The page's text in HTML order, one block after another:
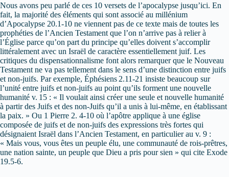
Nous avons peu parlé de ces 10 versets de l’apocalypse jusqu’ici. En
fait, la majorité des éléments qui sont associé au millénium
d’Apocalypse 20.1-10 ne viennent pas de ce texte mais de toutes les
prophéties de l’Ancien Testament que l’on n’arrive pas à relier à
l’Église parce qu’on part du principe qu’elles doivent s’accomplir
littéralement avec un Israël de caractère essentiellement juif. Les
critiques du dispensationnalisme font alors remarquer que le Nouveau
Testament ne va pas tellement dans le sens d’une distinction entre juifs
et non-juifs. Par exemple, Éphésiens 2.11-21 insiste beaucoup sur
l’unité entre juifs et non-juifs au point qu’ils forment une nouvelle
humanité v. 15 : « Il voulait ainsi créer une seule et nouvelle humanité
à partir des Juifs et des non-Juifs qu’il a unis à lui-même, en établissant
la paix. » Ou 1 Pierre 2. 4-10 où l’apôtre applique à une église
composée de juifs et de non-juifs des expressions très fortes qui
désignaient Israël dans l’Ancien Testament, en particulier au v. 9 :
« Mais vous, vous êtes un peuple élu, une communauté de rois-prêtres,
une nation sainte, un peuple que Dieu a pris pour sien » qui cite Exode
19.5-6.